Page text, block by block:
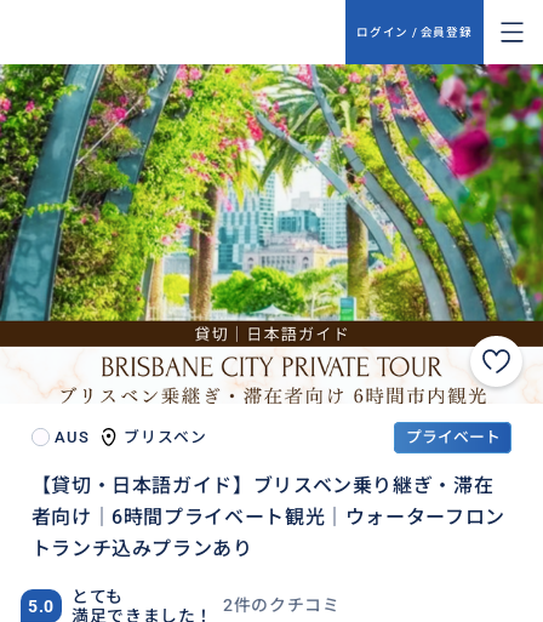
ログイン / 会員登録
AUS ブリスベン プライベート
【貸切・日本語ガイド】ブリスベン乗り継ぎ・滞在
者向け｜6時間プライベート観光｜ウォーターフロン
トランチ込みプランあり
5.0
とても
満足できました！
2件のクチコミ